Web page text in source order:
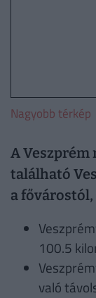
Nagyobb térkép
A Veszprém
található
a
100.5
való